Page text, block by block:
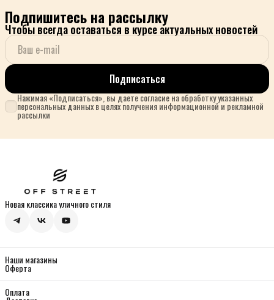
Подпишитесь на рассылку
Чтобы всегда оставаться в курсе актуальных новостей
Подписаться
Нажимая «Подписаться», вы даете согласие на обработку указанных
персональных данных в целях получения информационной и рекламной
рассылки
Новая классика уличного стиля
Наши магазины
Оферта
Оплата